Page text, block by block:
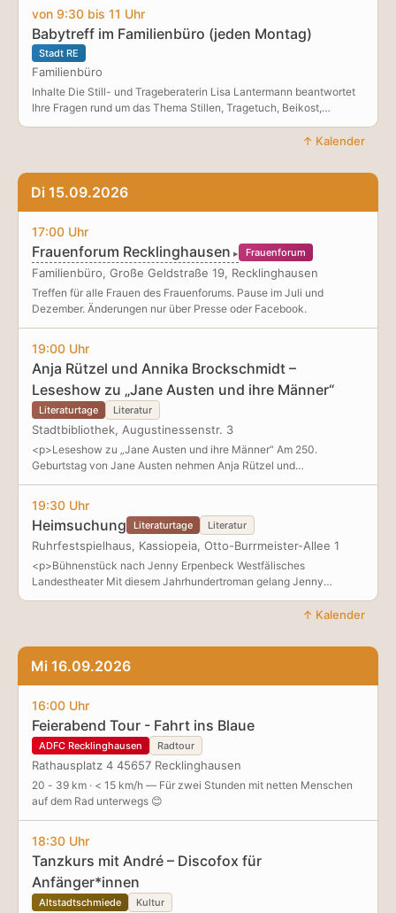
Bilder ist der aufge
von 9:30 bis 11 Uhr
Babytreff im Familienbüro (jeden Montag)
Stadt RE
Familienbüro
Inhalte Die Still- und Trageberaterin Lisa Lantermann beantwortet
Ihre Fragen rund um das Thema Stillen, Tragetuch, Beikost,
Entwicklung des Kindes uvm. Alle sind herzlich willkommen – auch
Geschwisterkinder dürfen gerne mitgebracht werden. Die↑ Kalender
Di 15.09.2026
17:00 Uhr
Frauenforum Recklinghausen Frauenforum
Familienbüro, Große Geldstraße 19, Recklinghausen
Treffen für alle Frauen des Frauenforums. Pause im Juli und
Dezember. Änderungen nur über Presse oder Facebook.
19:00 Uhr
Anja Rützel und Annika Brockschmidt –
Leseshow zu „Jane Austen und ihre Männer“
Literaturtage Literatur
Stadtbibliothek, Augustinessenstr. 3
<p>Leseshow zu „Jane Austen und ihre Männer“ Am 250.
Geburtstag von Jane Austen nehmen Anja Rützel und
Annika Brockschmidt, beide „Janeites“ seit Jugendzeiten, die
Männer in Jane Austens Romanen unter die feministische Lupe. Mr.
Darcy, Mr. Knightley und Captain Wentworth sind charmant,
kompliziert,
19:30 Uhr
Heimsuchung Literaturtage Literatur
Ruhrfestspielhaus, Kassiopeia, Otto-Burrmeister-Allee 1
<p>Bühnenstück nach Jenny Erpenbeck Westfälisches
Landestheater Mit diesem Jahrhundertroman gelang Jenny
Erpenbeck der internationale Durchbruch. Die teils
See und strecken sich zeitlich von 190
↑ Kalender
Mi 16.09.2026
16:00 Uhr
Feierabend Tour - Fahrt ins Blaue
ADFC Recklinghausen Radtour
Rathausplatz 4 45657 Recklinghausen
20 - 39 km · < 15 km/h — Für zwei Stunden mit netten Menschen
auf dem Rad unterwegs 😊
18:30 Uhr
Tanzkurs mit André – Discofox für
Anfänger*innen
Altstadtschmiede Kultur